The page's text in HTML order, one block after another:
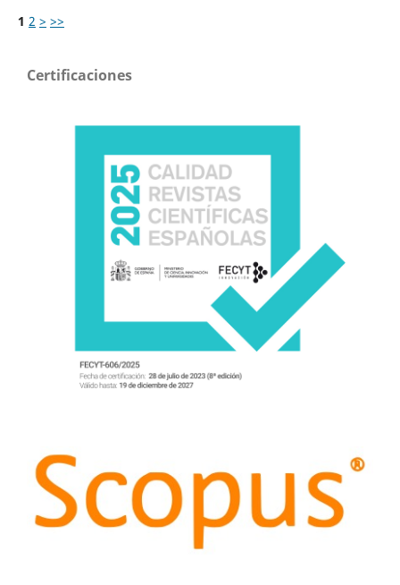
1 2 > >>
Certificaciones